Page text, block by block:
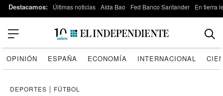
Destacamos: Últimas noticias Aída Bao Fed Banco Santander En tierra
OPINIÓN ESPAÑA ECONOMÍA INTERNACIONAL
DEPORTES | FÚTBOL